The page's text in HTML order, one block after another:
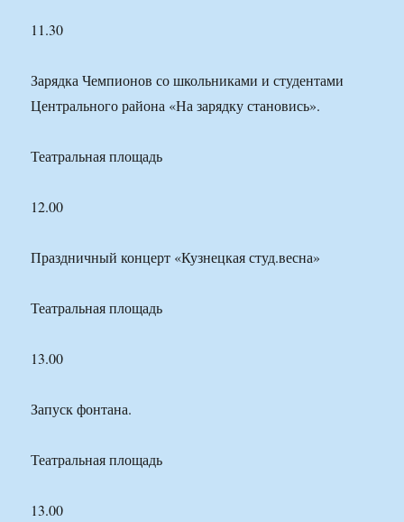
11.30
Зарядка Чемпионов со школьниками и студентами
Центрального района «На зарядку становись».
Театральная площадь
12.00
Праздничный концерт «Кузнецкая студ.весна»
Театральная площадь
13.00
Запуск фонтана.
Театральная площадь
13.00